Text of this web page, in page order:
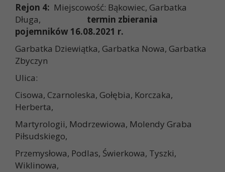
Rejon 4: Miejscowość: Bąkowiec, Garbatka
Długa, termin zbierania
pojemników 16.08.2021 r.
Garbatka Dziewiątka, Garbatka Nowa, Garbatka
Zbyczyn
Ulica:
Cisowa, Czarnoleska, Gołębia, Korczaka,
Herberta,
Martyrologii, Modrzewiowa, Molendy Graba
Piłsudskiego,
Przemysłowa, Podlas, Świerkowa, Tyszki,
Wiklinowa,